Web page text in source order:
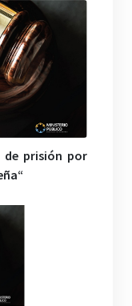
de prisión por